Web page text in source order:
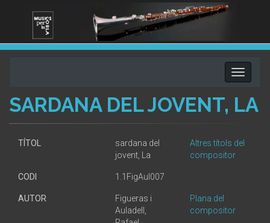
Toggle
SARDANA DEL JOVENT, LA
TÍTOL
sardana del
jovent, La
Altres títols del
compositor
CODI 1.1FigAul007
AUTOR
Figueras i
Auladell,
Plana del
compositor